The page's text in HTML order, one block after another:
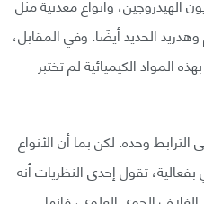
وهدريد الحديد أيضًا. وفي المقابل،
المواد الكيميائية لم تختبر
وحده. لكن بما أن الأنواع
تقول إحدى النظريات أنه